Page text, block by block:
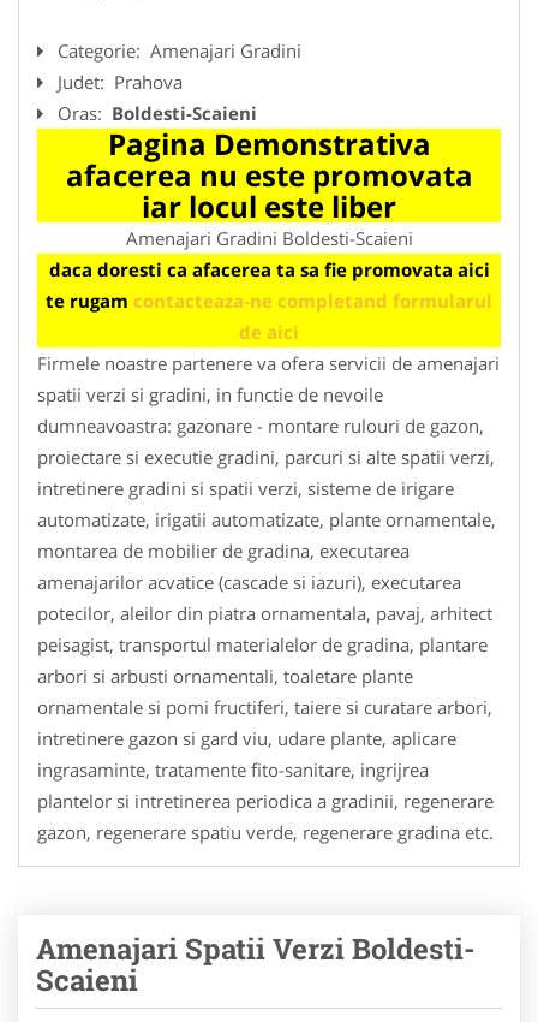
Categorie: Amenajari Gradini
Judet: Prahova
Oras: Boldesti-Scaieni
Pagina Demonstrativa
afacerea nu este promovata
iar locul este liber
Amenajari Gradini Boldesti-Scaieni
daca doresti ca afacerea ta sa fie promovata aici
te rugam contacteaza-ne completand formularul
de aici
Firmele noastre partenere va ofera servicii de amenajari
spatii verzi si gradini, in functie de nevoile
dumneavoastra: gazonare - montare rulouri de gazon,
proiectare si executie gradini, parcuri si alte spatii verzi,
intretinere gradini si spatii verzi, sisteme de irigare
automatizate, irigatii automatizate, plante ornamentale,
montarea de mobilier de gradina, executarea
amenajarilor acvatice (cascade si iazuri), executarea
potecilor, aleilor din piatra ornamentala, pavaj, arhitect
peisagist, transportul materialelor de gradina, plantare
arbori si arbusti ornamentali, toaletare plante
ornamentale si pomi fructiferi, taiere si curatare arbori,
intretinere gazon si gard viu, udare plante, aplicare
ingrasaminte, tratamente fito-sanitare, ingrijrea
plantelor si intretinerea periodica a gradinii, regenerare
gazon, regenerare spatiu verde, regenerare gradina etc.
Amenajari Spatii Verzi Boldesti-
Scaieni